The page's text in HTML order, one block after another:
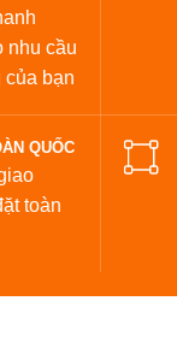
nhu cầu
bạn
QUỐC
toàn